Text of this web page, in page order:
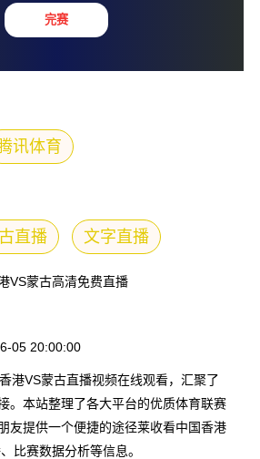
:
讯体育
直播 文字直播
VS蒙古高清免费直播
05 20:00:00
港VS蒙古直播视频在线观看，汇聚了
。本站整理了各大平台的优质体育联赛
友提供一个便捷的途径莱收看中国香港
比赛数据分析等信息。